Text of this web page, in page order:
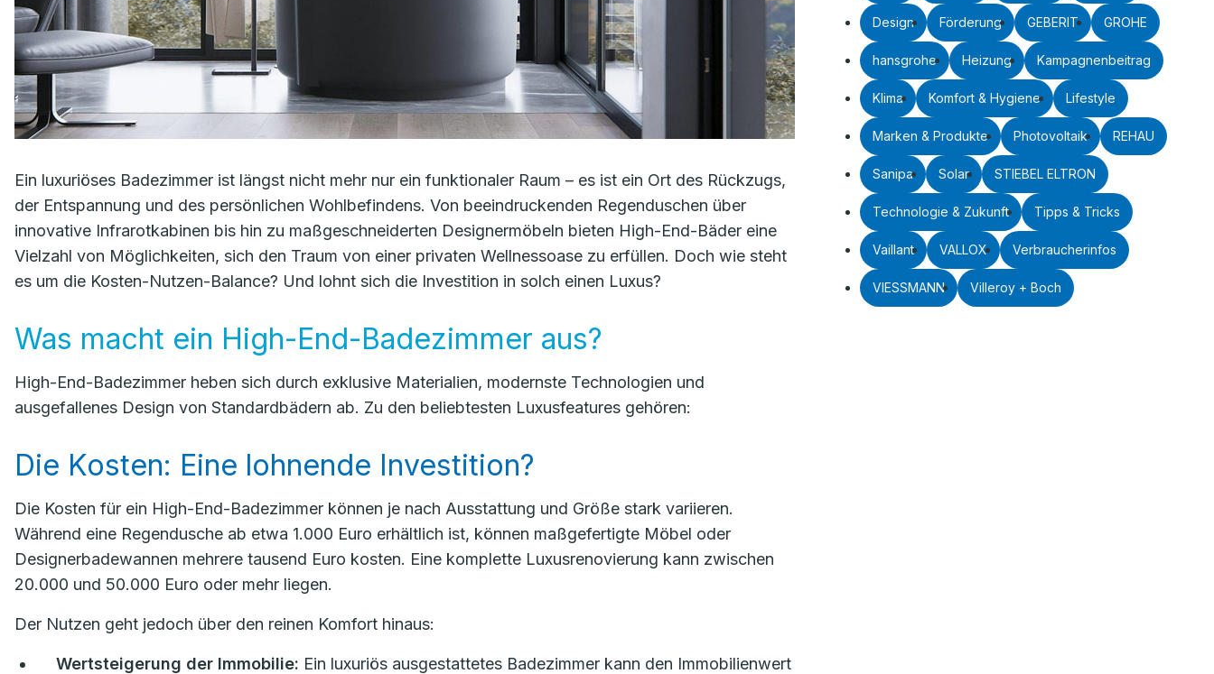
Ein luxuriöses Badezimmer ist längst nicht mehr nur ein funktionaler Raum – es ist ein Ort des Rückzugs,
der Entspannung und des persönlichen Wohlbefindens. Von beeindruckenden Regenduschen über
innovative Infrarotkabinen bis hin zu maßgeschneiderten Designermöbeln bieten High-End-Bäder eine
Vielzahl von Möglichkeiten, sich den Traum von einer privaten Wellnessoase zu erfüllen. Doch wie steht
es um die Kosten-Nutzen-Balance? Und lohnt sich die Investition in solch einen Luxus?
Was macht ein High-End-Badezimmer aus?
High-End-Badezimmer heben sich durch exklusive Materialien, modernste Technologien und
ausgefallenes Design von Standardbädern ab. Zu den beliebtesten Luxusfeatures gehören:
Die Kosten: Eine lohnende Investition?
Die Kosten für ein High-End-Badezimmer können je nach Ausstattung und Größe stark variieren.
Während eine Regendusche ab etwa 1.000 Euro erhältlich ist, können maßgefertigte Möbel oder
Designerbadewannen mehrere tausend Euro kosten. Eine komplette Luxusrenovierung kann zwischen
20.000 und 50.000 Euro oder mehr liegen.
Der Nutzen geht jedoch über den reinen Komfort hinaus:
Wertsteigerung der Immobilie: Ein luxuriös ausgestattetes Badezimmer kann den Immobilienwert
Design Förderung GEBERIT GROHE
hansgrohe Heizung Kampagnenbeitrag
Klima Komfort & Hygiene Lifestyle
Marken & Produkte Photovoltaik REHAU
Sanipa Solar STIEBEL ELTRON
Technologie & Zukunft Tipps & Tricks
Vaillant VALLOX Verbraucherinfos
VIESSMANN Villeroy + Boch